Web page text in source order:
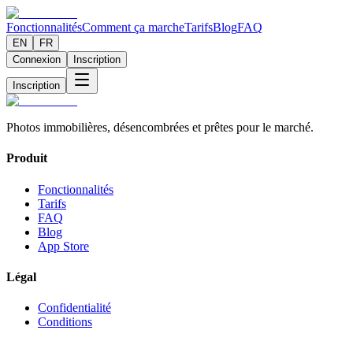
FonctionnalitésComment ça marcheTarifsBlogFAQ
EN
FR
Connexion
Inscription
Inscription
Photos immobilières, désencombrées et prêtes pour le marché.
Produit
Fonctionnalités
Tarifs
FAQ
Blog
App Store
Légal
Confidentialité
Conditions